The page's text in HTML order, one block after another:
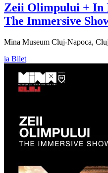
Zeii Olimpului + In
The Immersive
Mina Museum Cluj-Napoca,
ia Bilet